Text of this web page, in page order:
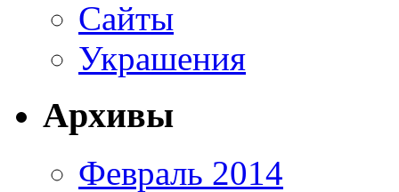
Сайты
Украшения
Архивы
Февраль 2014